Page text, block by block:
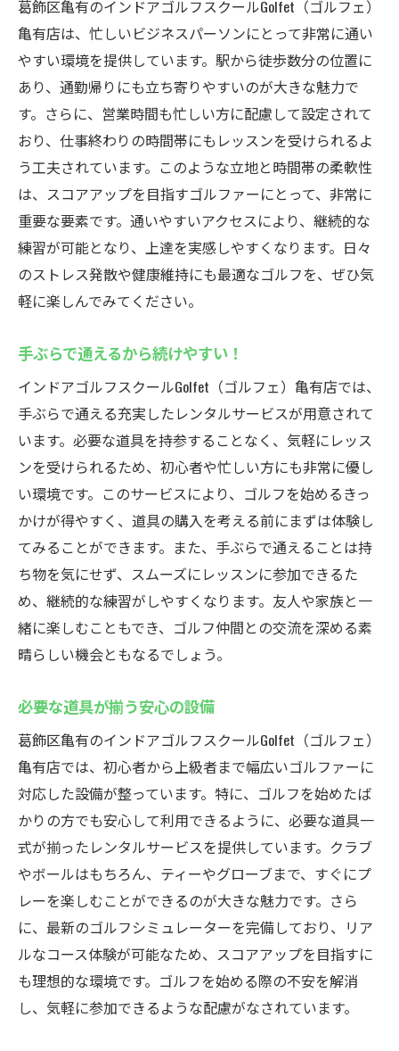
葛飾区亀有のインドアゴルフスクールGolfet（ゴルフェ）
亀有店は、忙しいビジネスパーソンにとって非常に通い
やすい環境を提供しています。駅から徒歩数分の位置に
あり、通勤帰りにも立ち寄りやすいのが大きな魅力で
す。さらに、営業時間も忙しい方に配慮して設定されて
おり、仕事終わりの時間帯にもレッスンを受けられるよ
う工夫されています。このような立地と時間帯の柔軟性
は、スコアアップを目指すゴルファーにとって、非常に
重要な要素です。通いやすいアクセスにより、継続的な
練習が可能となり、上達を実感しやすくなります。日々
のストレス発散や健康維持にも最適なゴルフを、ぜひ気
軽に楽しんでみてください。
手ぶらで通えるから続けやすい！
インドアゴルフスクールGolfet（ゴルフェ）亀有店では、
手ぶらで通える充実したレンタルサービスが用意されて
います。必要な道具を持参することなく、気軽にレッス
ンを受けられるため、初心者や忙しい方にも非常に優し
い環境です。このサービスにより、ゴルフを始めるきっ
かけが得やすく、道具の購入を考える前にまずは体験し
てみることができます。また、手ぶらで通えることは持
ち物を気にせず、スムーズにレッスンに参加できるた
め、継続的な練習がしやすくなります。友人や家族と一
緒に楽しむこともでき、ゴルフ仲間との交流を深める素
晴らしい機会ともなるでしょう。
必要な道具が揃う安心の設備
葛飾区亀有のインドアゴルフスクールGolfet（ゴルフェ）
亀有店では、初心者から上級者まで幅広いゴルファーに
対応した設備が整っています。特に、ゴルフを始めたば
かりの方でも安心して利用できるように、必要な道具一
式が揃ったレンタルサービスを提供しています。クラブ
やボールはもちろん、ティーやグローブまで、すぐにプ
レーを楽しむことができるのが大きな魅力です。さら
に、最新のゴルフシミュレーターを完備しており、リア
ルなコース体験が可能なため、スコアアップを目指すに
も理想的な環境です。ゴルフを始める際の不安を解消
し、気軽に参加できるような配慮がなされています。